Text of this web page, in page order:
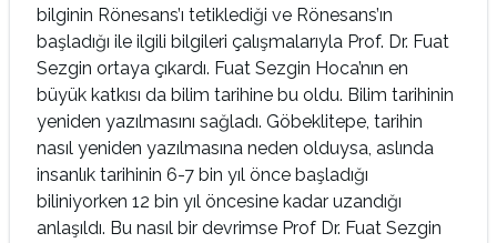
bilginin Rönesans’ı tetiklediği ve Rönesans’ın
başladığı ile ilgili bilgileri çalışmalarıyla Prof. Dr. Fuat
Sezgin ortaya çıkardı. Fuat Sezgin Hoca’nın en
büyük katkısı da bilim tarihine bu oldu. Bilim tarihinin
yeniden yazılmasını sağladı. Göbeklitepe, tarihin
nasıl yeniden yazılmasına neden olduysa, aslında
insanlık tarihinin 6-7 bin yıl önce başladığı
biliniyorken 12 bin yıl öncesine kadar uzandığı
anlaşıldı. Bu nasıl bir devrimse Prof Dr. Fuat Sezgin